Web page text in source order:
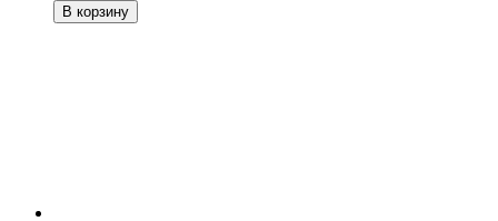
В корзину